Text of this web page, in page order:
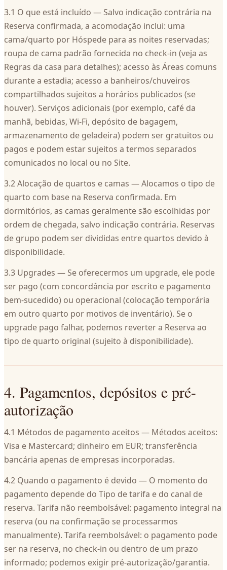
3.1 O que está incluído — Salvo indicação contrária na
Reserva confirmada, a acomodação inclui: uma
cama/quarto por Hóspede para as noites reservadas;
roupa de cama padrão fornecida no check-in (veja as
Regras da casa para detalhes); acesso às Áreas comuns
durante a estadia; acesso a banheiros/chuveiros
compartilhados sujeitos a horários publicados (se
houver). Serviços adicionais (por exemplo, café da
manhã, bebidas, Wi‑Fi, depósito de bagagem,
armazenamento de geladeira) podem ser gratuitos ou
pagos e podem estar sujeitos a termos separados
comunicados no local ou no Site.
3.2 Alocação de quartos e camas — Alocamos o tipo de
quarto com base na Reserva confirmada. Em
dormitórios, as camas geralmente são escolhidas por
ordem de chegada, salvo indicação contrária. Reservas
de grupo podem ser divididas entre quartos devido à
disponibilidade.
3.3 Upgrades — Se oferecermos um upgrade, ele pode
ser pago (com concordância por escrito e pagamento
bem-sucedido) ou operacional (colocação temporária
em outro quarto por motivos de inventário). Se o
upgrade pago falhar, podemos reverter a Reserva ao
tipo de quarto original (sujeito à disponibilidade).
4. Pagamentos, depósitos e pré-
autorização
4.1 Métodos de pagamento aceitos — Métodos aceitos:
Visa e Mastercard; dinheiro em EUR; transferência
bancária apenas de empresas incorporadas.
4.2 Quando o pagamento é devido — O momento do
pagamento depende do Tipo de tarifa e do canal de
reserva. Tarifa não reembolsável: pagamento integral na
reserva (ou na confirmação se processarmos
manualmente). Tarifa reembolsável: o pagamento pode
ser na reserva, no check-in ou dentro de um prazo
informado; podemos exigir pré-autorização/garantia.